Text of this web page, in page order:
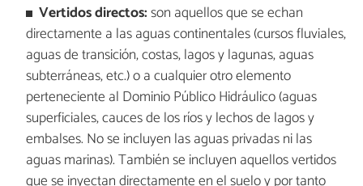
Vertidos directos:son aquellos que se echan
directamente a las aguas continentales (cursos fluviales,
aguas de transición, costas, lagos y lagunas, aguas
subterráneas, etc.) o a cualquier otro elemento
perteneciente al Dominio Público Hidráulico (aguas
superficiales, cauces de los ríos y lechos de lagos y
embalses. No se incluyen las aguas privadas ni las
aguas marinas). También se incluyen aquellos vertidos